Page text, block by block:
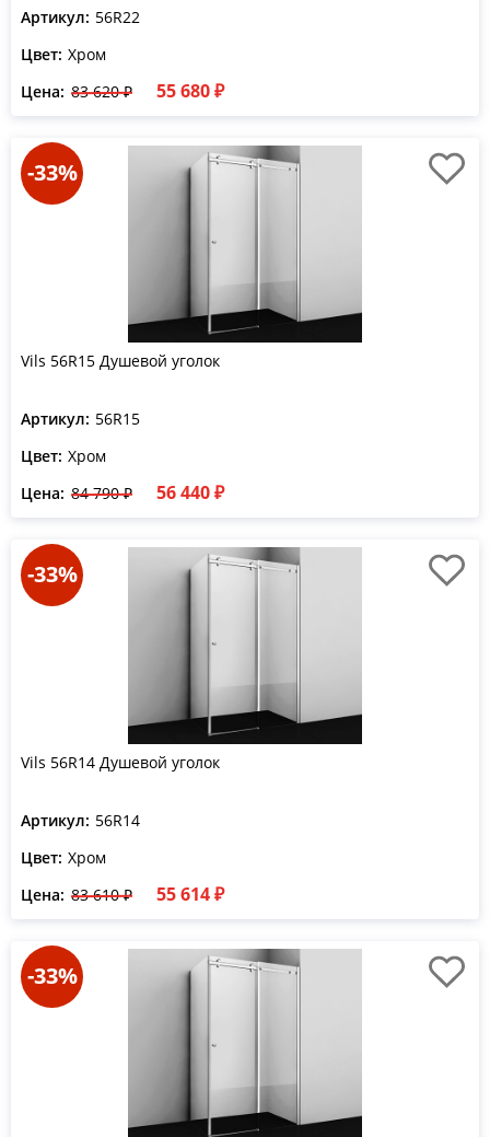
Артикул: 56R22
Цвет: Хром
Цена: 83 620 ₽ 55 680 ₽
-33%
Vils 56R15 Душевой уголок
Артикул: 56R15
Цвет: Хром
Цена: 84 790 ₽ 56 440 ₽
-33%
Vils 56R14 Душевой уголок
Артикул: 56R14
Цвет: Хром
Цена: 83 610 ₽ 55 614 ₽
-33%